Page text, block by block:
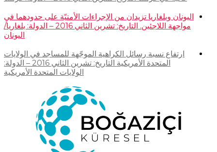
اليونان وبلغاريا تزيدان من الإجراءات الأمنيّة على حدودهما في
مواجهة اللاجئين. التاريخ: تشرين الثاني 2016 – الدولة: بلغاريا/
اليونان
ارتفاع نسبة رسائل الكراهية الموجّهة للمساجد في الولايات
المتحدة الأمريكية التاريخ: تشرين الثاني 2016 – الدولة:
الولايات المتحدة الأمريكية